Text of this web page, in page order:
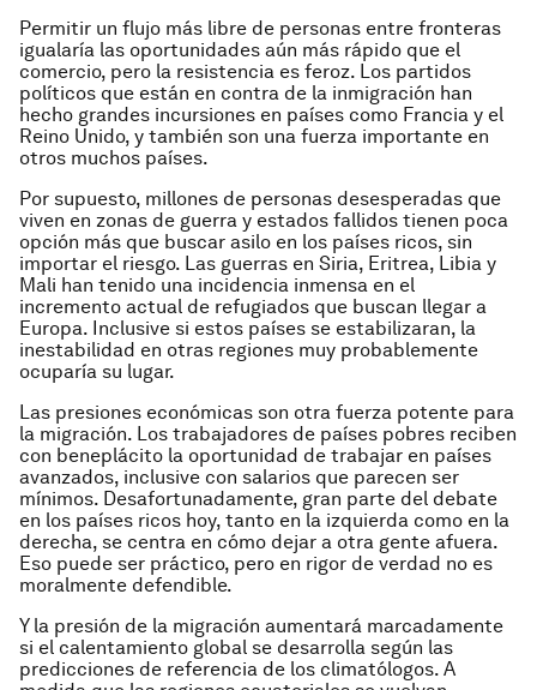
Permitir un flujo más libre de personas entre fronteras
igualaría las oportunidades aún más rápido que el
comercio, pero la resistencia es feroz. Los partidos
políticos que están en contra de la inmigración han
hecho grandes incursiones en países como Francia y el
Reino Unido, y también son una fuerza importante en
otros muchos países.
Por supuesto, millones de personas desesperadas que
viven en zonas de guerra y estados fallidos tienen poca
opción más que buscar asilo en los países ricos, sin
importar el riesgo. Las guerras en Siria, Eritrea, Libia y
Mali han tenido una incidencia inmensa en el
incremento actual de refugiados que buscan llegar a
Europa. Inclusive si estos países se estabilizaran, la
inestabilidad en otras regiones muy probablemente
ocuparía su lugar.
Las presiones económicas son otra fuerza potente para
la migración. Los trabajadores de países pobres reciben
con beneplácito la oportunidad de trabajar en países
avanzados, inclusive con salarios que parecen ser
mínimos. Desafortunadamente, gran parte del debate
en los países ricos hoy, tanto en la izquierda como en la
derecha, se centra en cómo dejar a otra gente afuera.
Eso puede ser práctico, pero en rigor de verdad no es
moralmente defendible.
Y la presión de la migración aumentará marcadamente
si el calentamiento global se desarrolla según las
predicciones de referencia de los climatólogos. A